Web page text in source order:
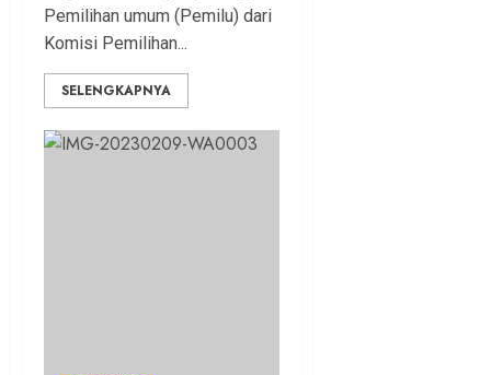
Pemilihan umum (Pemilu) dari
Komisi Pemilihan...
SELENGKAPNYA